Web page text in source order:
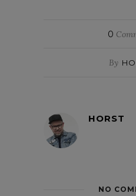
0
By
HORST
NO